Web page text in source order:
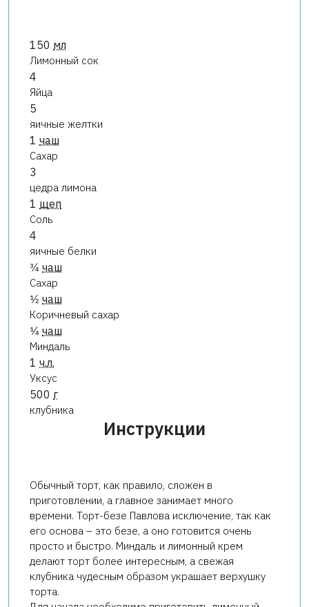
150 мл
Лимонный сок
4
Яйца
5
яичные желтки
1 чаш
Сахар
3
цедра лимона
1 щеп
Соль
4
яичные белки
3⁄4 чаш
Сахар
1⁄2 чаш
Коричневый сахар
1⁄4 чаш
Миндаль
1 ч.л.
Уксус
500 г
клубника
Инструкции
Обычный торт, как правило, сложен в
приготовлении, а главное занимает много
времени. Торт-безе Павлова исключение, так как
его основа – это безе, а оно готовится очень
просто и быстро. Миндаль и лимонный крем
делают торт более интересным, а свежая
клубника чудесным образом украшает верхушку
торта.